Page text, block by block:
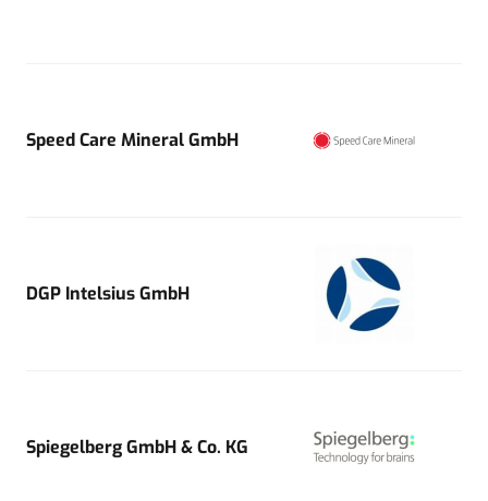
Speed Care Mineral GmbH
DGP Intelsius GmbH
Spiegelberg GmbH & Co. KG